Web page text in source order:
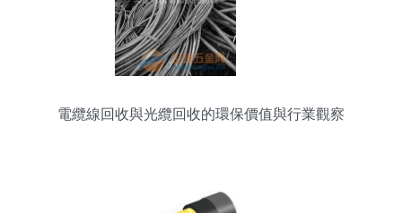
電纜線回收與光纜回收的環保價值與行業觀察